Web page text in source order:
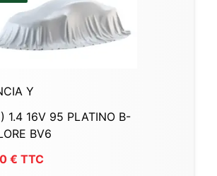
Y
1.4 16V 95 PLATINO B-
BV6
€ TTC